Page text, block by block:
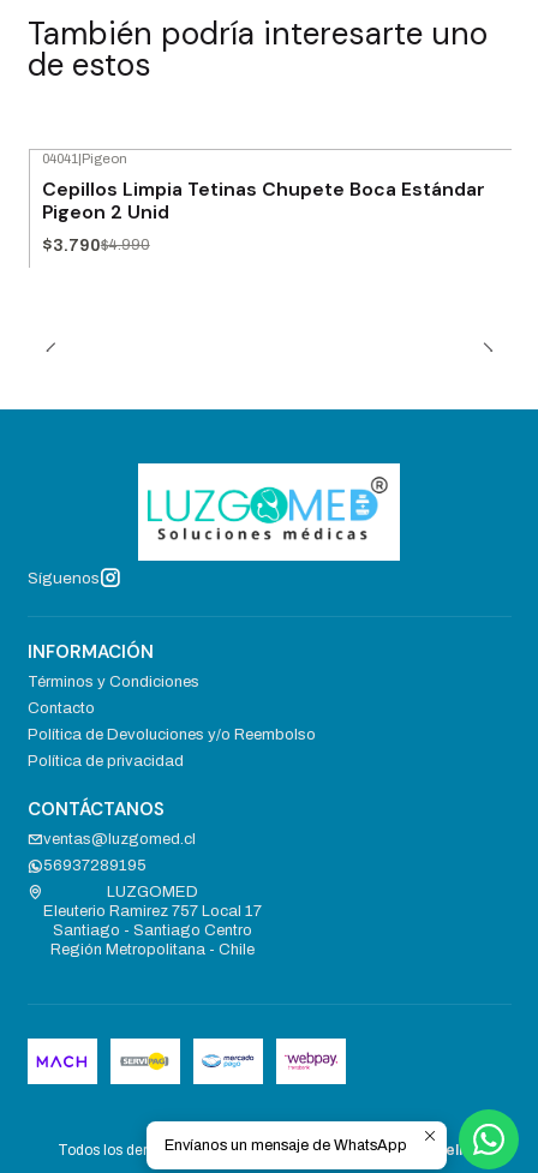
También podría interesarte uno
de estos
04041 |Pigeon
Cepillos Limpia Tetinas Chupete Boca Estándar
Pigeon 2 Unid
$3.790$4.990
Síguenos
INFORMACIÓN
Términos y Condiciones
Contacto
Política de Devoluciones y/o Reembolso
Política de privacidad
CONTÁCTANOS
ventas@luzgomed.cl
56937289195
LUZGOMED
Eleuterio Ramirez 757 Local 17
Santiago - Santiago Centro
Región Metropolitana - Chile
Todos los derechos reservados.Desarrollado por Jumpseller.
Envíanos un mensaje de WhatsApp